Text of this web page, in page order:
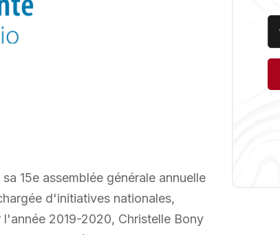
15e assemblée générale annuelle
d'initiatives nationales,
2019-2020, Christelle Bony